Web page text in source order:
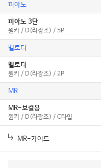
피아노
피아노 3단
원키 / D(라장조) / 5P
멜로디
멜로디
원키 / D(라장조) / 2P
MR
MR-보컬용
원키 / D(라장조) / C타입
MR-가이드